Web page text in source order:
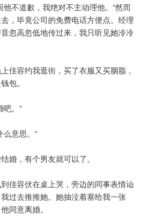
不道歉，我绝对不主动理他。”然而
，毕竟公司的免费电话方便点。经理
忽高忽低地传过来，我只听见她冷冷
佳容约我逛街，买了衣服又买胭脂，
包。
吧。”
么意思。”
婚，有个男友就可以了。
佳容伏在桌上哭，旁边的同事表情讪
过去推推她。她抽泣着塞给我一张
同意离婚。